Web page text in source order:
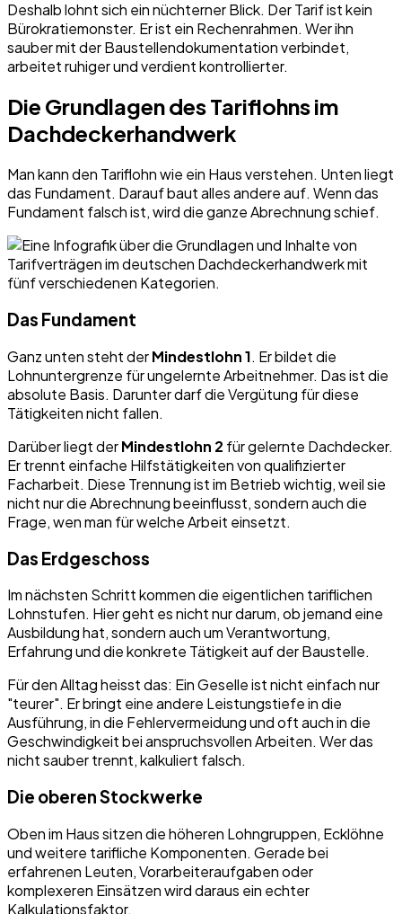
Deshalb lohnt sich ein nüchterner Blick. Der Tarif ist kein
Bürokratiemonster. Er ist ein Rechenrahmen. Wer ihn
sauber mit der Baustellendokumentation verbindet,
arbeitet ruhiger und verdient kontrollierter.
Die Grundlagen des Tariflohns im
Dachdeckerhandwerk
Man kann den Tariflohn wie ein Haus verstehen. Unten liegt
das Fundament. Darauf baut alles andere auf. Wenn das
Fundament falsch ist, wird die ganze Abrechnung schief.
Das Fundament
Ganz unten steht derMindestlohn 1. Er bildet die
Lohnuntergrenze für ungelernte Arbeitnehmer. Das ist die
absolute Basis. Darunter darf die Vergütung für diese
Tätigkeiten nicht fallen.
Darüber liegt derMindestlohn 2 für gelernte Dachdecker.
Er trennt einfache Hilfstätigkeiten von qualifizierter
Facharbeit. Diese Trennung ist im Betrieb wichtig, weil sie
nicht nur die Abrechnung beeinflusst, sondern auch die
Frage, wen man für welche Arbeit einsetzt.
Das Erdgeschoss
Im nächsten Schritt kommen die eigentlichen tariflichen
Lohnstufen. Hier geht es nicht nur darum, ob jemand eine
Ausbildung hat, sondern auch um Verantwortung,
Erfahrung und die konkrete Tätigkeit auf der Baustelle.
Für den Alltag heisst das: Ein Geselle ist nicht einfach nur
"teurer". Er bringt eine andere Leistungstiefe in die
Ausführung, in die Fehlervermeidung und oft auch in die
Geschwindigkeit bei anspruchsvollen Arbeiten. Wer das
nicht sauber trennt, kalkuliert falsch.
Die oberen Stockwerke
Oben im Haus sitzen die höheren Lohngruppen, Ecklöhne
und weitere tarifliche Komponenten. Gerade bei
erfahrenen Leuten, Vorarbeiteraufgaben oder
komplexeren Einsätzen wird daraus ein echter
Kalkulationsfaktor.